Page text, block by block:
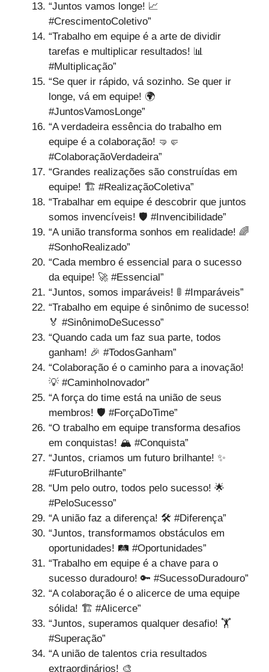
“Juntos vamos longe! 📈
#CrescimentoColetivo”
“Trabalho em equipe é a arte de dividir
tarefas e multiplicar resultados! 📊
#Multiplicação”
“Se quer ir rápido, vá sozinho. Se quer ir
longe, vá em equipe! 🌍
#JuntosVamosLonge”
“A verdadeira essência do trabalho em
equipe é a colaboração! 🤜🤛
#ColaboraçãoVerdadeira”
“Grandes realizações são construídas em
equipe! 🏗️ #RealizaçãoColetiva”
“Trabalhar em equipe é descobrir que juntos
somos invencíveis! 🛡️ #Invencibilidade”
“A união transforma sonhos em realidade! 🌈
#SonhoRealizado”
“Cada membro é essencial para o sucesso
da equipe! 🚀 #Essencial”
“Juntos, somos imparáveis! 🚦 #Imparáveis”
“Trabalho em equipe é sinônimo de sucesso!
🏅 #SinônimoDeSucesso”
“Quando cada um faz sua parte, todos
ganham! 🎉 #TodosGanham”
“Colaboração é o caminho para a inovação!
💡 #CaminhoInovador”
“A força do time está na união de seus
membros! 🛡️ #ForçaDoTime”
“O trabalho em equipe transforma desafios
em conquistas! 🏔️ #Conquista”
“Juntos, criamos um futuro brilhante! ✨
#FuturoBrilhante”
“Um pelo outro, todos pelo sucesso! 🌟
#PeloSucesso”
“A união faz a diferença! 🛠️ #Diferença”
“Juntos, transformamos obstáculos em
oportunidades! 🛤️ #Oportunidades”
“Trabalho em equipe é a chave para o
sucesso duradouro! 🔑 #SucessoDuradouro”
“A colaboração é o alicerce de uma equipe
sólida! 🏗️ #Alicerce”
“Juntos, superamos qualquer desafio! 🏋️
#Superação”
“A união de talentos cria resultados
extraordinários! 🎨